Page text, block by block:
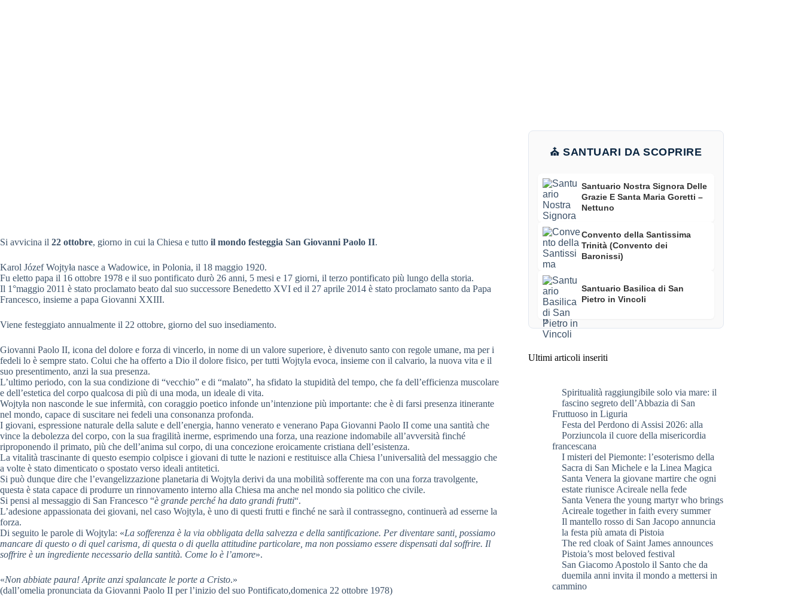
Si avvicina il 22 ottobre, giorno in cui la Chiesa e tutto il mondo festeggia San Giovanni Paolo II.
Karol Józef Wojtyła nasce a Wadowice, in Polonia, il 18 maggio 1920.
Fu eletto papa il 16 ottobre 1978 e il suo pontificato durò 26 anni, 5 mesi e 17 giorni, il terzo pontificato più lungo della storia.
Il 1°maggio 2011 è stato proclamato beato dal suo successore Benedetto XVI ed il 27 aprile 2014 è stato proclamato santo da Papa
Francesco, insieme a papa Giovanni XXIII.
Viene festeggiato annualmente il 22 ottobre, giorno del suo insediamento.
Giovanni Paolo II, icona del dolore e forza di vincerlo, in nome di un valore superiore, è divenuto santo con regole umane, ma per i
fedeli lo è sempre stato. Colui che ha offerto a Dio il dolore fisico, per tutti Wojtyla evoca, insieme con il calvario, la nuova vita e il
suo presentimento, anzi la sua presenza.
L’ultimo periodo, con la sua condizione di “vecchio” e di “malato”, ha sfidato la stupidità del tempo, che fa dell’efficienza muscolare
e dell’estetica del corpo qualcosa di più di una moda, un ideale di vita.
Wojtyła non nasconde le sue infermità, con coraggio poetico infonde un’intenzione più importante: che è di farsi presenza itinerante
nel mondo, capace di suscitare nei fedeli una consonanza profonda.
I giovani, espressione naturale della salute e dell’energia, hanno venerato e venerano Papa Giovanni Paolo II come una santità che
vince la debolezza del corpo, con la sua fragilità inerme, esprimendo una forza, una reazione indomabile all’avversità finché
riproponendo il primato, più che dell’anima sul corpo, di una concezione eroicamente cristiana dell’esistenza.
La vitalità trascinante di questo esempio colpisce i giovani di tutte le nazioni e restituisce alla Chiesa l’universalità del messaggio che
a volte è stato dimenticato o spostato verso ideali antitetici.
Si può dunque dire che l’evangelizzazione planetaria di Wojtyla derivi da una mobilità sofferente ma con una forza travolgente,
questa è stata capace di produrre un rinnovamento interno alla Chiesa ma anche nel mondo sia politico che civile.
Si pensi al messaggio di San Francesco “è grande perché ha dato grandi frutti“.
L’adesione appassionata dei giovani, nel caso Wojtyla, è uno di questi frutti e finché ne sarà il contrassegno, continuerà ad esserne la
forza.
Di seguito le parole di Wojtyla: «La sofferenza è la via obbligata della salvezza e della santificazione. Per diventare santi, possiamo
mancare di questo o di quel carisma, di questa o di quella attitudine particolare, ma non possiamo essere dispensati dal soffrire. Il
soffrire è un ingrediente necessario della santità. Come lo è l’amore».
«Non abbiate paura! Aprite anzi spalancate le porte a Cristo.»
(dall’omelia pronunciata da Giovanni Paolo II per l’inizio del suo Pontificato,domenica 22 ottobre 1978)
⛪ SANTUARI DA SCOPRIRE
Santuario Nostra Signora Delle
Grazie E Santa Maria Goretti –
Nettuno
Convento della Santissima
Trinità (Convento dei
Baronissi)
Santuario Basilica di San
Pietro in Vincoli
Ultimi articoli inseriti
Spiritualità raggiungibile solo via mare: il
fascino segreto dell’Abbazia di San
Fruttuoso in Liguria
Festa del Perdono di Assisi 2026: alla
Porziuncola il cuore della misericordia
francescana
I misteri del Piemonte: l’esoterismo della
Sacra di San Michele e la Linea Magica
Santa Venera la giovane martire che ogni
estate riunisce Acireale nella fede
Santa Venera the young martyr who brings
Acireale together in faith every summer
Il mantello rosso di San Jacopo annuncia
la festa più amata di Pistoia
The red cloak of Saint James announces
Pistoia’s most beloved festival
San Giacomo Apostolo il Santo che da
duemila anni invita il mondo a mettersi in
cammino